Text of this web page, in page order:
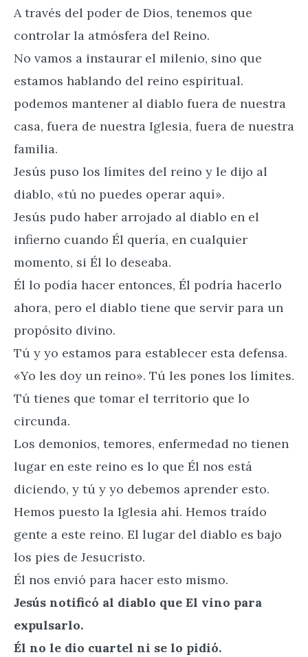
A través del poder de Dios, tenemos que
controlar la atmósfera del Reino.
No vamos a instaurar el milenio, sino que
estamos hablando del reino espiritual.
podemos mantener al diablo fuera de nuestra
casa, fuera de nuestra Iglesia, fuera de nuestra
familia.
Jesús puso los límites del reino y le dijo al
diablo, «tú no puedes operar aquí».
Jesús pudo haber arrojado al diablo en el
infierno cuando Él quería, en cualquier
momento, si Él lo deseaba.
Él lo podía hacer entonces, Él podría hacerlo
ahora, pero el diablo tiene que servir para un
propósito divino.
Tú y yo estamos para establecer esta defensa.
«Yo les doy un reino». Tú les pones los límites.
Tú tienes que tomar el territorio que lo
circunda.
Los demonios, temores, enfermedad no tienen
lugar en este reino es lo que Él nos está
diciendo, y tú y yo debemos aprender esto.
Hemos puesto la Iglesia ahí. Hemos traído
gente a este reino. El lugar del diablo es bajo
los pies de Jesucristo.
Él nos envió para hacer esto mismo.
Jesús notificó al diablo que El vino para
expulsarlo.
Él no le dio cuartel ni se lo pidió.